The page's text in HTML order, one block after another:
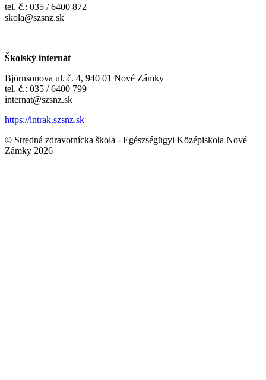
tel. č.: 035 / 6400 872
skola@szsnz.sk
Školský internát
Björnsonova ul. č. 4, 940 01 Nové Zámky
tel. č.: 035 / 6400 799
internat@szsnz.sk
https://intrak.szsnz.sk
© Stredná zdravotnícka škola - Egészségügyi Középiskola Nové
Zámky 2026